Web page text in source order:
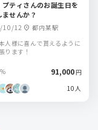
プティさんのお誕生日を
せんか？
10/12 location_on 都内某駅
人様に喜んで貰えるように
ります！
91,000円
10人